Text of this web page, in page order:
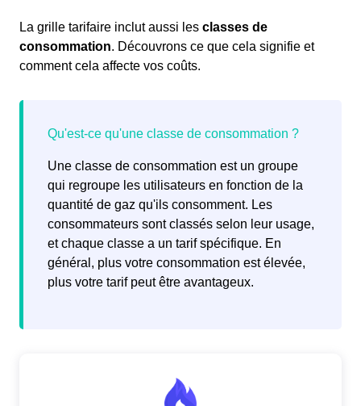
La grille tarifaire inclut aussi les classes de
consommation. Découvrons ce que cela signifie et
comment cela affecte vos coûts.
Une classe de consommation est un groupe
qui regroupe les utilisateurs en fonction de la
quantité de gaz qu'ils consomment. Les
consommateurs sont classés selon leur usage,
et chaque classe a un tarif spécifique. En
général, plus votre consommation est élevée,
plus votre tarif peut être avantageux.